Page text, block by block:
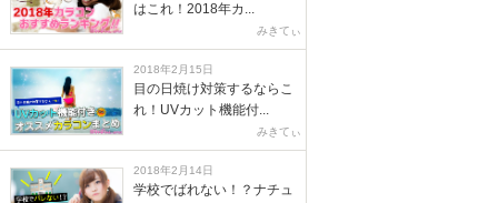
はこれ！2018年カ...
みきてぃ
2018年2月15日
目の日焼け対策するならこ
れ！UVカット機能付...
みきてぃ
2018年2月14日
学校でばれない！？ナチュ